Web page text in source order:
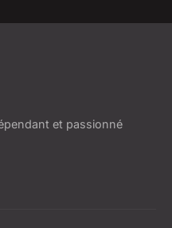
et passionné